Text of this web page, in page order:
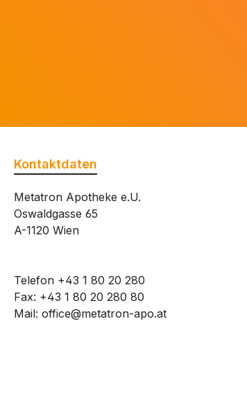
Kontaktdaten
Metatron Apotheke e.U.
Oswaldgasse 65
A-1120 Wien
Telefon +43 1 80 20 280
Fax: +43 1 80 20 280 80
Mail: office@metatron-apo.at